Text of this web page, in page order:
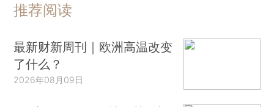
推荐阅读
最新财新周刊｜欧洲高温改变
了什么？
2026年08月09日